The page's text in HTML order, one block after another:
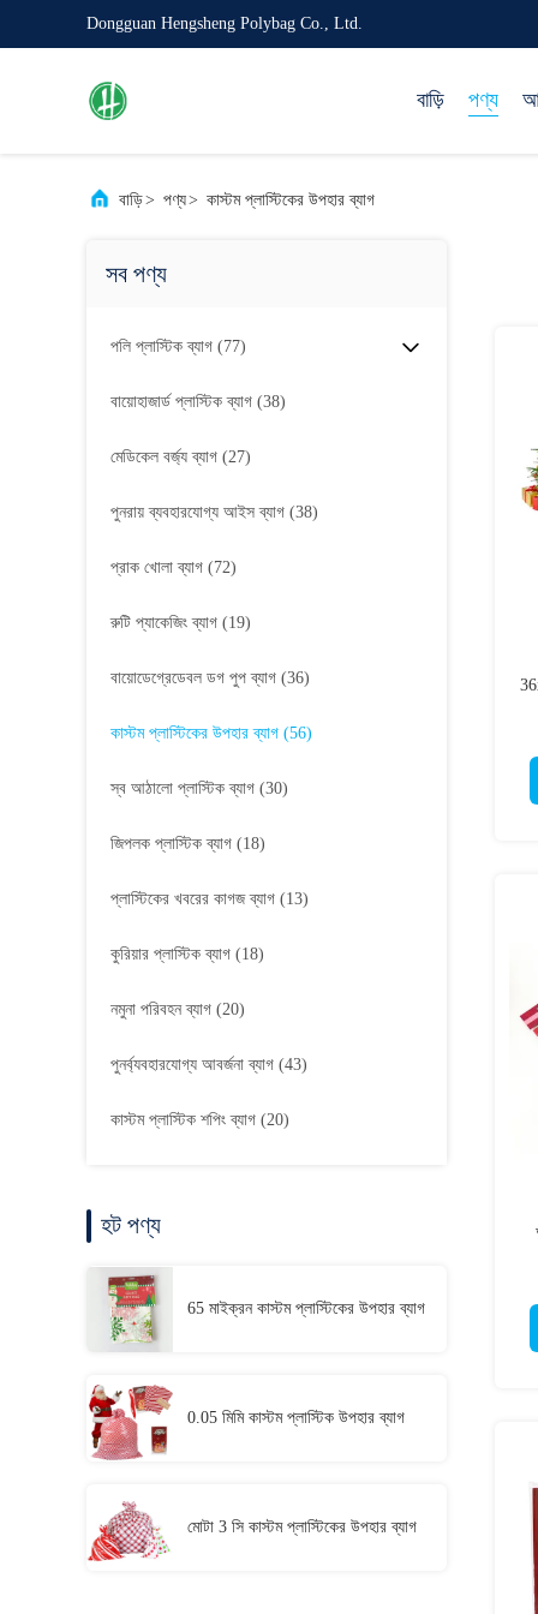
Dongguan Hengsheng Polybag Co., Ltd.
বাড়ি পণ্য
বাড়ি> পণ্য> কাস্টম প্লাস্টিকের উপহার ব্যাগ
সব পণ্য
পলি প্লাস্টিক ব্যাগ (77)
বায়োহাজার্ড প্লাস্টিক ব্যাগ (38)
মেডিকেল বর্জ্য ব্যাগ (27)
পুনরায় ব্যবহারযোগ্য আইস ব্যাগ (38)
প্রাক খোলা ব্যাগ (72)
রুটি প্যাকেজিং ব্যাগ (19)
বায়োডেগ্রেডেবল ডগ পুপ ব্যাগ (36)
কাস্টম প্লাস্টিকের উপহার ব্যাগ (56)
স্ব আঠালো প্লাস্টিক ব্যাগ (30)
জিপলক প্লাস্টিক ব্যাগ (18)
প্লাস্টিকের খবরের কাগজ ব্যাগ (13)
কুরিয়ার প্লাস্টিক ব্যাগ (18)
নমুনা পরিবহন ব্যাগ (20)
পুনর্ব্যবহারযোগ্য আবর্জনা ব্যাগ (43)
কাস্টম প্লাস্টিক শপিং ব্যাগ (20)
হট পণ্য
65 মাইক্রন কাস্টম প্লাস্টিকের উপহার ব্যাগ
0.05 মিমি কাস্টম প্লাস্টিক উপহার ব্যাগ
মোটা 3 সি কাস্টম প্লাস্টিকের উপহার ব্যাগ